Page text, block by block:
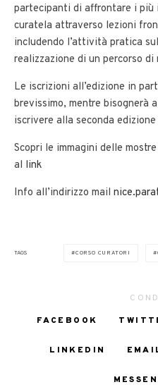
partecipanti di affrontare i
curatela attraverso lezioni
includendo l’attività pratica
realizzazione di un percorso
Le iscrizioni all’edizione in
brevissimo, mentre bisognerà
iscrivere alla seconda
Scopri le immagini delle
al link
Info all’indirizzo mail
TAGS CORSO CURATORI
FACEBOOK
LINKEDIN